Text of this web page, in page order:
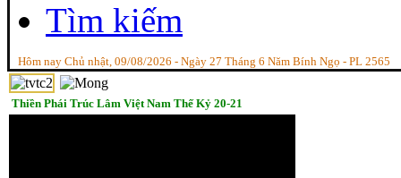
Tìm kiếm
Hôm nay Chủ nhật, 09/08/2026 - Ngày 27 Tháng 6 Năm Bính Ngọ - PL 2565
Thiền Phái Trúc Lâm Việt Nam Thế Kỷ 20-21